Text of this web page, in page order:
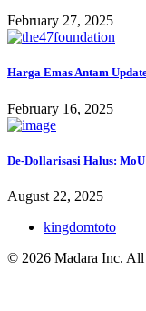
February 27, 2025
Harga Emas Antam
February 16, 2025
De-Dollarisasi Halus:
August 22, 2025
kingdomtoto
© 2026 Madara Inc. All